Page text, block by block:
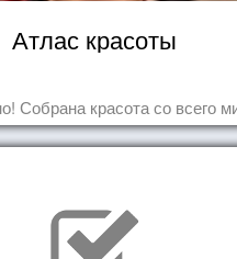
Атлас красоты
Собрана красота со всего